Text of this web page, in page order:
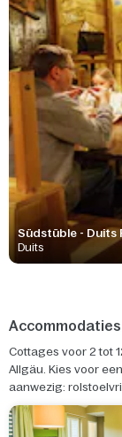
Südstüble - Duits
Duits
Accommodaties
Cottages voor 2 tot
Allgäu. Kies voor
aanwezig: